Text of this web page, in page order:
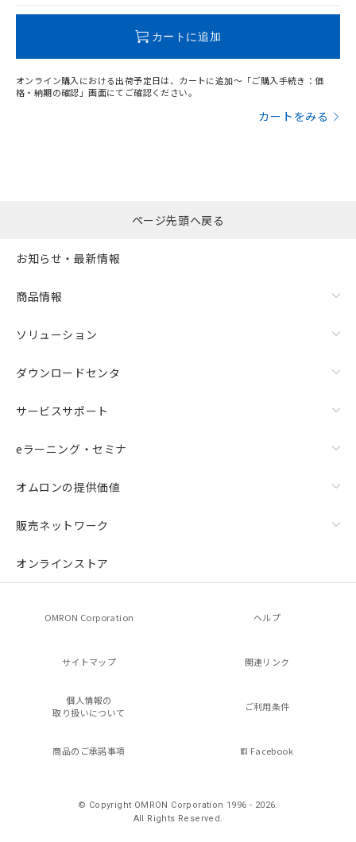
カートに追加
オンライン購入における出荷予定日は、カートに追加～「ご購入手続き：価
格・納期の確認」画面にてご確認ください。
カートをみる
ページ先頭へ戻る
お知らせ・最新情報
商品情報
ソリューション
ダウンロードセンタ
サービスサポート
eラーニング・セミナ
オムロンの提供価値
販売ネットワーク
オンラインストア
OMRON Corporation ヘルプ
サイトマップ 関連リンク
個人情報の
取り扱いについて
ご利用条件
商品のご承諾事項 Facebook
© Copyright OMRON Corporation 1996 - 2026.
All Rights Reserved.